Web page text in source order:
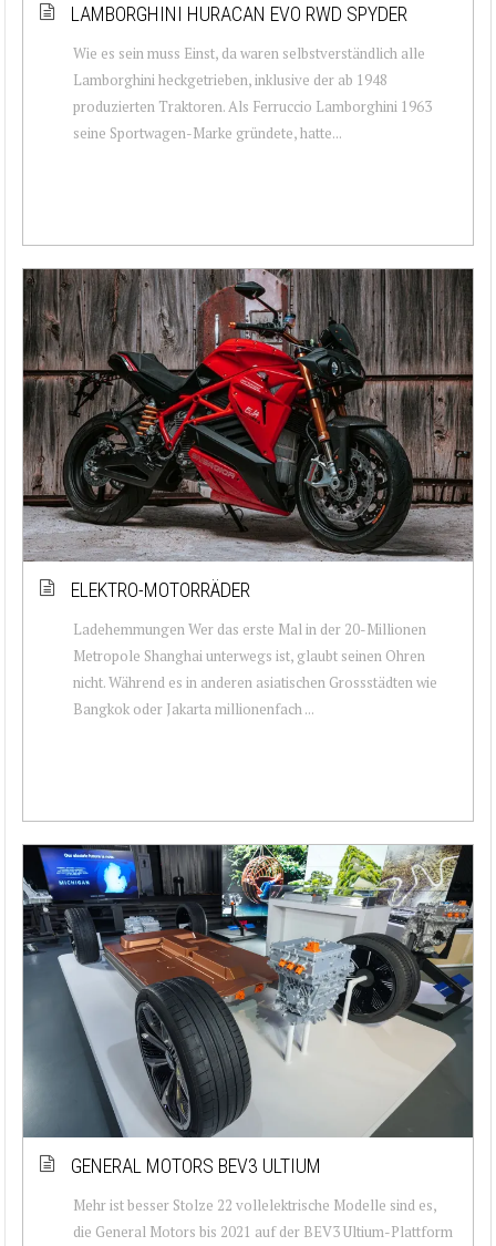
LAMBORGHINI HURACAN EVO RWD SPYDER
Wie es sein muss Einst, da waren selbstverständlich alle
Lamborghini heckgetrieben, inklusive der ab 1948
produzierten Traktoren. Als Ferruccio Lamborghini 1963
seine Sportwagen-Marke gründete, hatte...
ELEKTRO-MOTORRÄDER
Ladehemmungen Wer das erste Mal in der 20-Millionen
Metropole Shanghai unterwegs ist, glaubt seinen Ohren
nicht. Während es in anderen asiatischen Grossstädten wie
Bangkok oder Jakarta millionenfach ...
GENERAL MOTORS BEV3 ULTIUM
Mehr ist besser Stolze 22 vollelektrische Modelle sind es,
die General Motors bis 2021 auf der BEV3 Ultium-Plattform